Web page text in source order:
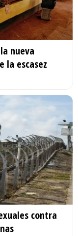
nueva
la escasez
contra